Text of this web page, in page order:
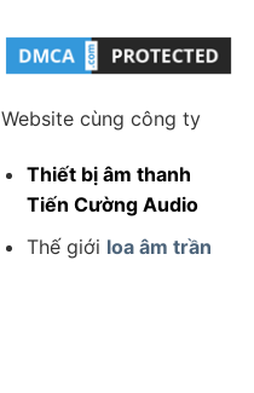
Website cùng công ty
Thiết bị âm thanh
Tiến Cường Audio
Thế giới loa âm trần